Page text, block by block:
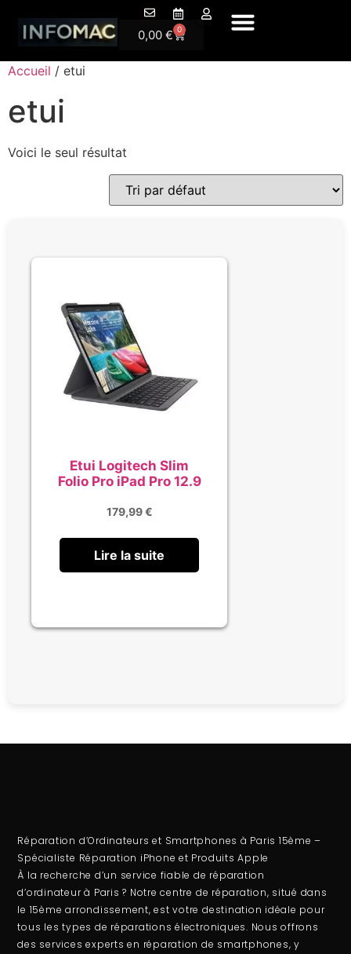
0,00 € 0
Accueil / etui
etui
Voici le seul résultat
Etui Logitech Slim
Folio Pro iPad Pro 12.9
179,99€
Lire la suite
Réparation d’Ordinateurs et Smartphones à Paris 15ème –
Spécialiste Réparation iPhone et Produits Apple
À la recherche d’un service fiable de réparation
d’ordinateurà Paris ? Notre centre de réparation, situé dans
le 15ème arrondissement, est votre destination idéale pour
tous les types de réparations électroniques. Nous offrons
des services experts en réparation de smartphones, y